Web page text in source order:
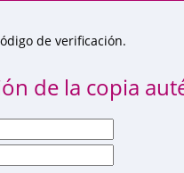
de verificación.
de la copia